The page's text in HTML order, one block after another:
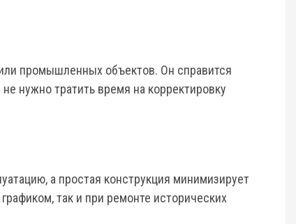
промышленных объектов. Он справится
нужно тратить время на корректировку
а простая конструкция минимизирует
так и при ремонте исторических